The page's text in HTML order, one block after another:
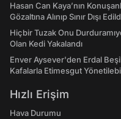
Hasan Can Kaya’nın
Gözaltına Alınıp Sınır Dışı
Hiçbir Tuzak Onu
Olan Kedi Yakalandı
Enver Aysever'den Erdal
Kafalarla Etimesgut
Hızlı Erişim
Hava Durumu